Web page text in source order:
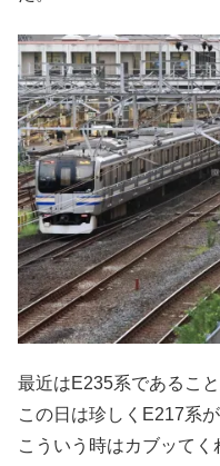
最近はE235系であるこ
この日は珍しくE217系
こういう時はカブッてく